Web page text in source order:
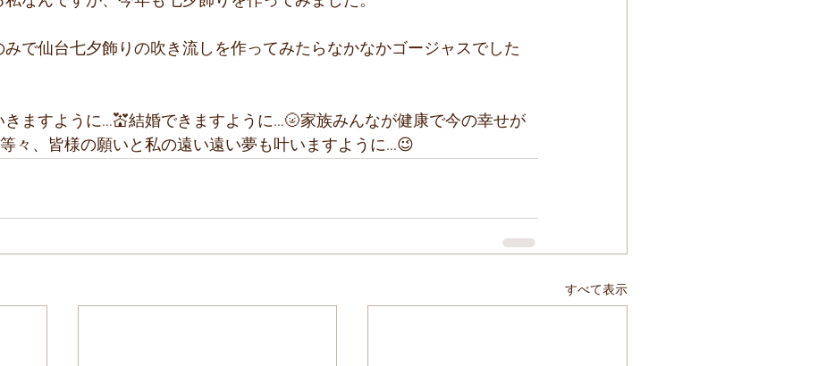
で仙台七夕飾りの吹き流しを作ってみたらなかなかゴージャスでした
きますように…💒結婚できますように…🌝家族みんなが健康で今の幸せが
々、皆様の願いと私の遠い遠い夢も叶いますように…😉
すべて表示